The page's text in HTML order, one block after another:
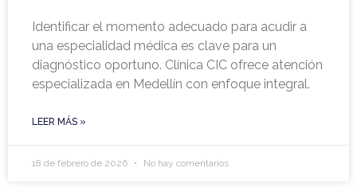
Identificar el momento adecuado para acudir a
una especialidad médica es clave para un
diagnóstico oportuno. Clínica CIC ofrece atención
especializada en Medellín con enfoque integral.
LEER MÁS »
18 de febrero de 2026 No hay comentarios